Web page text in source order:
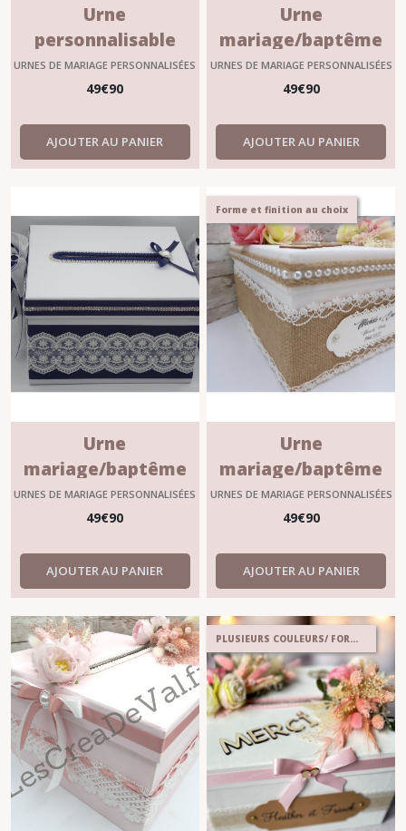
Urne
personnalisable
mariage & baptême
“VÉLINA” – Élégance
URNES DE MARIAGE PERSONNALISÉES
49€90
AJOUTER AU PANIER
Urne
mariage/baptême
personnalisable
?"LÉONIE" bleue
URNES DE MARIAGE PERSONNALISÉES
49€90
AJOUTER AU PANIER
Urne
mariage/baptême
personnalisable
?"CAPUCINE"
URNES DE MARIAGE PERSONNALISÉES
49€90
AJOUTER AU PANIER
Forme et finition au choix
Urne
mariage/baptême
personnalisable
?"ARMANCE"
URNES DE MARIAGE PERSONNALISÉES
49€90
AJOUTER AU PANIER
PLUSIEURS COULEURS/ FORMES AU CHOIX